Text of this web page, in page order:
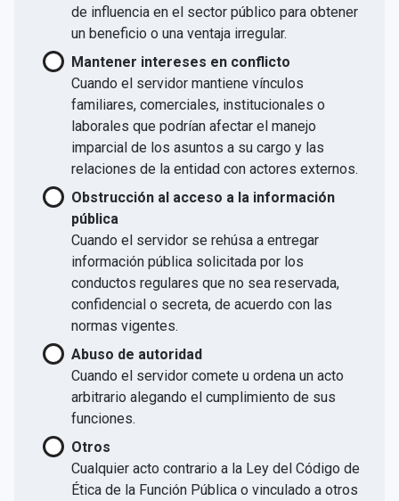
de influencia en el sector público para obtener
un beneficio o una ventaja irregular.
Mantener intereses en conflicto
Cuando el servidor mantiene vínculos
familiares, comerciales, institucionales o
laborales que podrían afectar el manejo
imparcial de los asuntos a su cargo y las
relaciones de la entidad con actores externos.
Obstrucción al acceso a la información
pública
Cuando el servidor se rehúsa a entregar
información pública solicitada por los
conductos regulares que no sea reservada,
confidencial o secreta, de acuerdo con las
normas vigentes.
Abuso de autoridad
Cuando el servidor comete u ordena un acto
arbitrario alegando el cumplimiento de sus
funciones.
Otros
Cualquier acto contrario a la Ley del Código de
Ética de la Función Pública o vinculado a otros